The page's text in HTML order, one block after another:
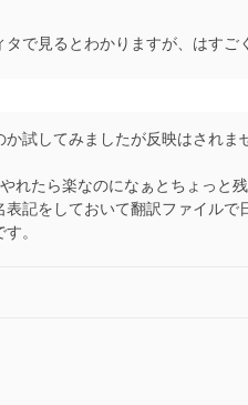
で見るとわかりますが、はす
試してみましたが反映はされ
れたら楽なのになぁとちょっと
記をしておいて翻訳ファイル
。